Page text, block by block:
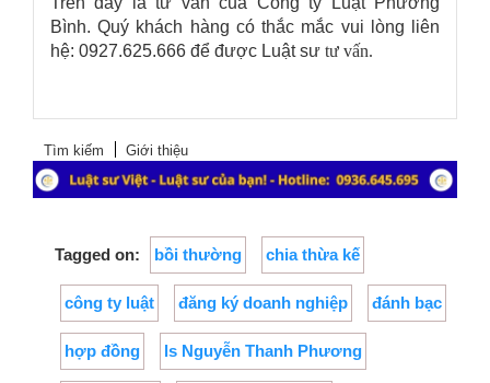
Bình. Quý khách hàng có thắc mắc vui lòng liên
hệ: 0927.625.666 để được Luật sư tư vấn.
Tìm kiếm Giới thiệu
Tagged on: bồi thường chia thừa kế
công ty luật đăng ký doanh nghiệp đánh bạc
hợp đồng ls Nguyễn Thanh Phương